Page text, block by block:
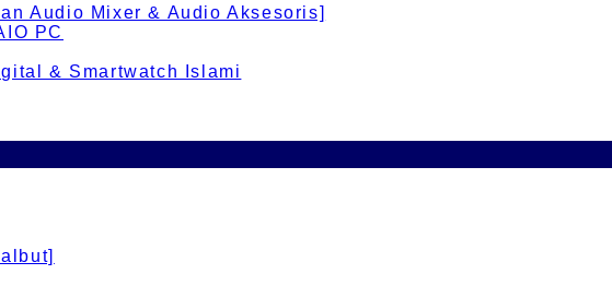
Audio Mixer & Audio Aksesoris]
PC
& Smartwatch Islami